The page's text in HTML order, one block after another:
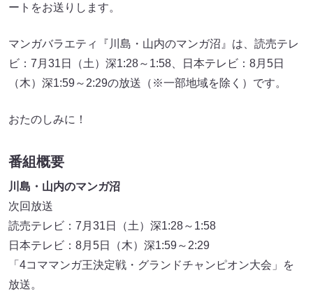
ートをお送りします。
マンガバラエティ『川島・山内のマンガ沼』は、読売テレ
ビ：7月31日（土）深1:28～1:58、日本テレビ：8月5日
（木）深1:59～2:29の放送（※一部地域を除く）です。
おたのしみに！
番組概要
川島・山内のマンガ沼
次回放送
読売テレビ：7月31日（土）深1:28～1:58
日本テレビ：8月5日（木）深1:59～2:29
「4コママンガ王決定戦・グランドチャンピオン大会​​」を
放送。